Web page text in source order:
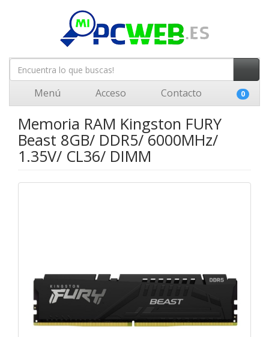
Menú Acceso Contacto 0
Memoria RAM Kingston FURY
Beast 8GB/ DDR5/ 6000MHz/
1.35V/ CL36/ DIMM